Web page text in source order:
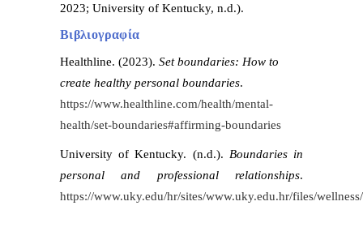
2023; University of Kentucky, n.d.).
Βιβλιογραφία
Healthline. (2023). Set boundaries: How to
create healthy personal boundaries.
https://www.healthline.com/health/mental-
health/set-boundaries#affirming-boundaries
University of Kentucky. (n.d.). Boundaries in
personal and professional relationships.
https://www.uky.edu/hr/sites/www.uky.edu.hr/files/